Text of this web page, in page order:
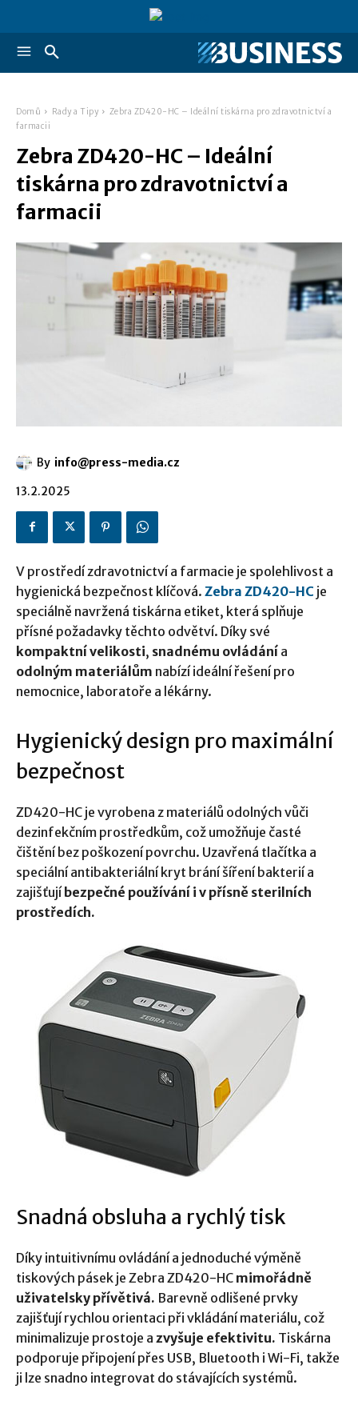
Domů Rady a Tipy
Zebra ZD420-HC – Ideální tiskárna pro zdravotnictví a
farmacii
Zebra ZD420-HC – Ideální
tiskárna pro zdravotnictví a
farmacii
By info@press-media.cz
13.2.2025
V prostředí zdravotnictví a farmacie je spolehlivost a
hygienická bezpečnost klíčová. Zebra ZD420-HC je
speciálně navržená tiskárna etiket, která splňuje
přísné požadavky těchto odvětví. Díky své
kompaktní velikosti, snadnému ovládání a
odolným materiálům nabízí ideální řešení pro
nemocnice, laboratoře a lékárny.
Hygienický design pro maximální
bezpečnost
ZD420-HC je vyrobena z materiálů odolných vůči
dezinfekčním prostředkům, což umožňuje časté
čištění bez poškození povrchu. Uzavřená tlačítka a
speciální antibakteriální kryt brání šíření bakterií a
zajišťujíbezpečné používání i v přísně sterilních
prostředích.
Snadná obsluha a rychlý tisk
Díky intuitivnímu ovládání a jednoduché výměně
tiskových pásek je Zebra ZD420-HC mimořádně
uživatelsky přívětivá. Barevně odlišené prvky
zajišťují rychlou orientaci při vkládání materiálu, což
minimalizuje prostoje a zvyšuje efektivitu. Tiskárna
podporuje připojení přes USB, Bluetooth i Wi-Fi, takže
ji lze snadno integrovat do stávajících systémů.